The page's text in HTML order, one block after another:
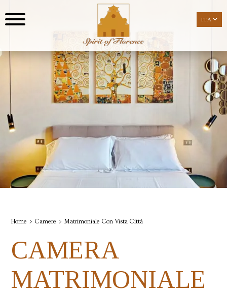
ITA
ITA
Home Camere Matrimoniale Con Vista Città
CAMERA
MATRIMONIALE